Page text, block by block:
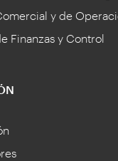
y de
Finanzas y Control